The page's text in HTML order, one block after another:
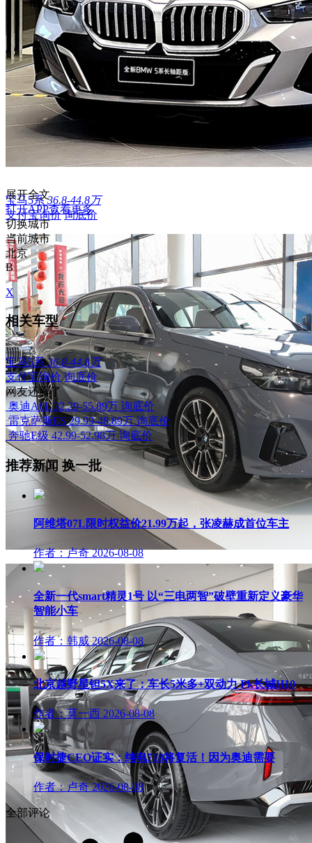
宝马5系 36.8-44.8万
支付宝询价 询底价
展开全文
打开APP查看更多
切换城市
当前城市
北京
B
X
相关车型
宝马5系 36.8-44.8万
支付宝询价 询底价
网友还看了
奥迪A6L 32.29-55.89万 询底价
雷克萨斯ES 29.99-48.89万 询底价
奔驰E级 42.99-52.98万 询底价
推荐新闻 换一批
阿维塔07L限时权益价21.99万起，张凌赫成首位车主
作者：卢奇 2026-08-08
全新一代smart精灵1号 以“三电两智”破壁重新定义豪华
智能小车
作者：韩威 2026-08-08
北京越野星钽5X来了：车长5米多+双动力 Pk长城H10
作者：莫一西 2026-08-08
保时捷CEO证实：纯电718将复活！因为奥迪需要
作者：卢奇 2026-08-08
全部评论